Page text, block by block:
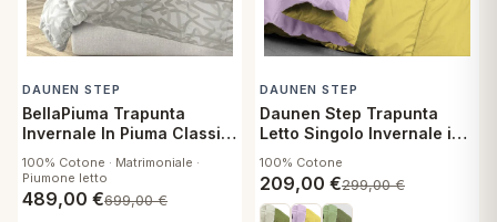
DAUNEN STEP
BellaPiuma Trapunta
Invernale In Piuma Classic
Winter 260x270 cm
100% Cotone · Matrimoniale ·
Piumone letto
489,00 €699,00€
DAUNEN STEP
Daunen Step Trapunta
Letto Singolo Invernale in
fibra Piumone Letto Tinta
Unita 180x260 cm Duna
Neostep Bicolor 43520
100% Cotone
209,00 €299,00€